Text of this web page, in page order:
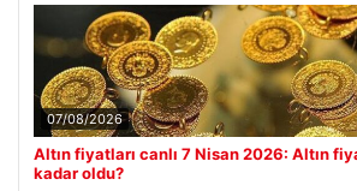
07/08/2026
Altın fiyatları canlı 7 Nisan 2026: Altın
kadar oldu?